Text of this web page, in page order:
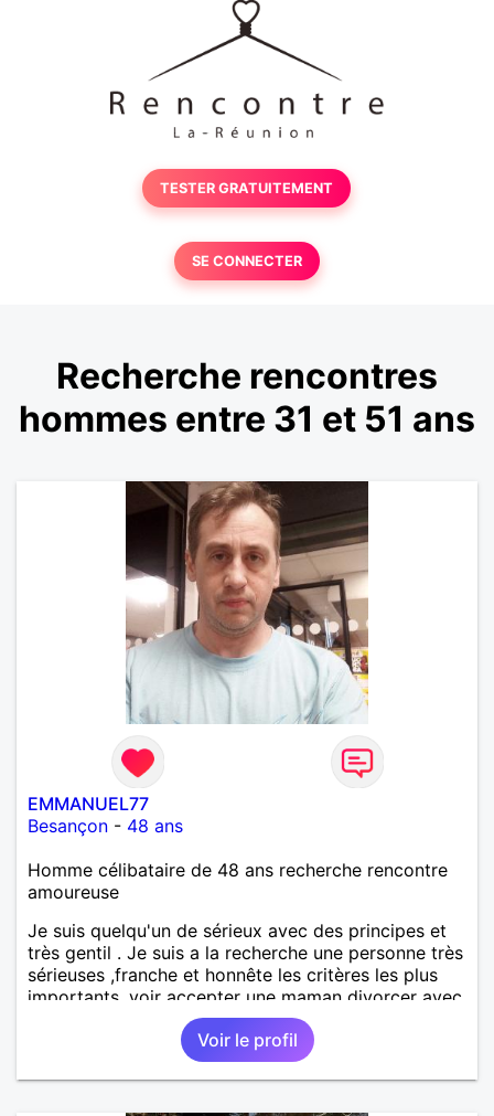
TESTER GRATUITEMENT
SE CONNECTER
Recherche rencontres
hommes entre 31 et 51 ans
EMMANUEL77
Besançon - 48 ans
Homme célibataire de 48 ans recherche rencontre
amoureuse
Je suis quelqu'un de sérieux avec des principes et
très gentil . Je suis a la recherche une personne très
sérieuses ,franche et honnête les critères les plus
importants, voir accepter une maman divorcer avec
son enfant il n y a aucun problème. S' abstenir au
personne non sérieuse merci. Recherche dans un
premier temps dialogue et apprendre à connaître la
personne puis dans un deuxième temps relation plus
Voir le profil